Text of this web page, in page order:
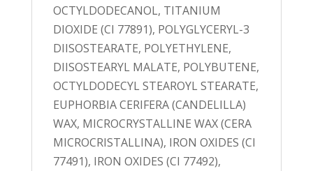
OCTYLDODECANOL, TITANIUM
DIOXIDE (CI 77891), POLYGLYCERYL-3
DIISOSTEARATE, POLYETHYLENE,
DIISOSTEARYL MALATE, POLYBUTENE,
OCTYLDODECYL STEAROYL STEARATE,
EUPHORBIA CERIFERA (CANDELILLA)
WAX, MICROCRYSTALLINE WAX (CERA
MICROCRISTALLINA), IRON OXIDES (CI
77491), IRON OXIDES (CI 77492),